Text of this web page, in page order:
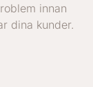
innan
dina kunder.